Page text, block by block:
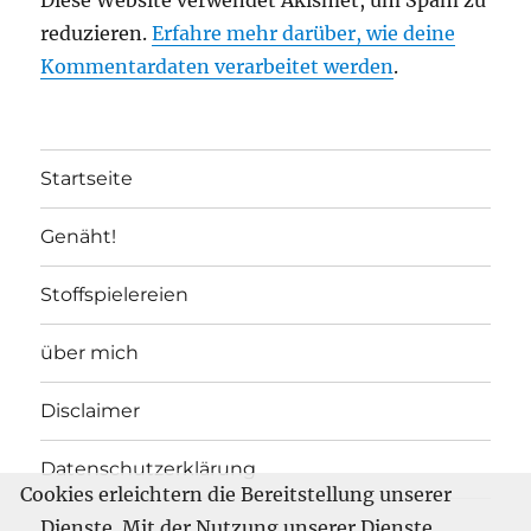
reduzieren.Erfahre mehr darüber, wie deine
Kommentardaten verarbeitet werden.
Startseite
Genäht!
Stoffspielereien
über mich
Disclaimer
Datenschutzerklärung
Cookies erleichtern die Bereitstellung unserer